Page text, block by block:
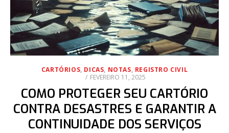
CARTÓRIOS, DICAS, NOTAS, REGISTRO CIVIL
POSTED
FEVEREIRO 11, 2025
COMO PROTEGER SEU CARTÓRIO
CONTRA DESASTRES E GARANTIR A
CONTINUIDADE DOS SERVIÇOS